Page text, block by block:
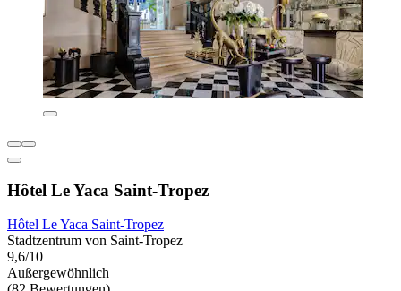
Hôtel Le Yaca Saint-Tropez
Hôtel Le Yaca Saint-Tropez
Stadtzentrum von Saint-Tropez
9,6/10
Außergewöhnlich